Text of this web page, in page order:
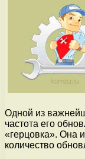
Одной из
частота его
«герцовка». Она
количество